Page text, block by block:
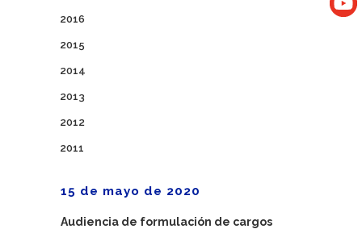
2016
2015
2014
2013
2012
2011
15 de mayo de 2020
Audiencia de formulación de cargos